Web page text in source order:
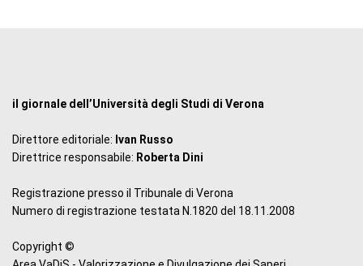
il giornale dell’Università degli Studi di Verona
Direttore editoriale: Ivan Russo
Direttrice responsabile: Roberta Dini
Registrazione presso il Tribunale di Verona
Numero di registrazione testata N.1820 del 18.11.2008
Copyright ©